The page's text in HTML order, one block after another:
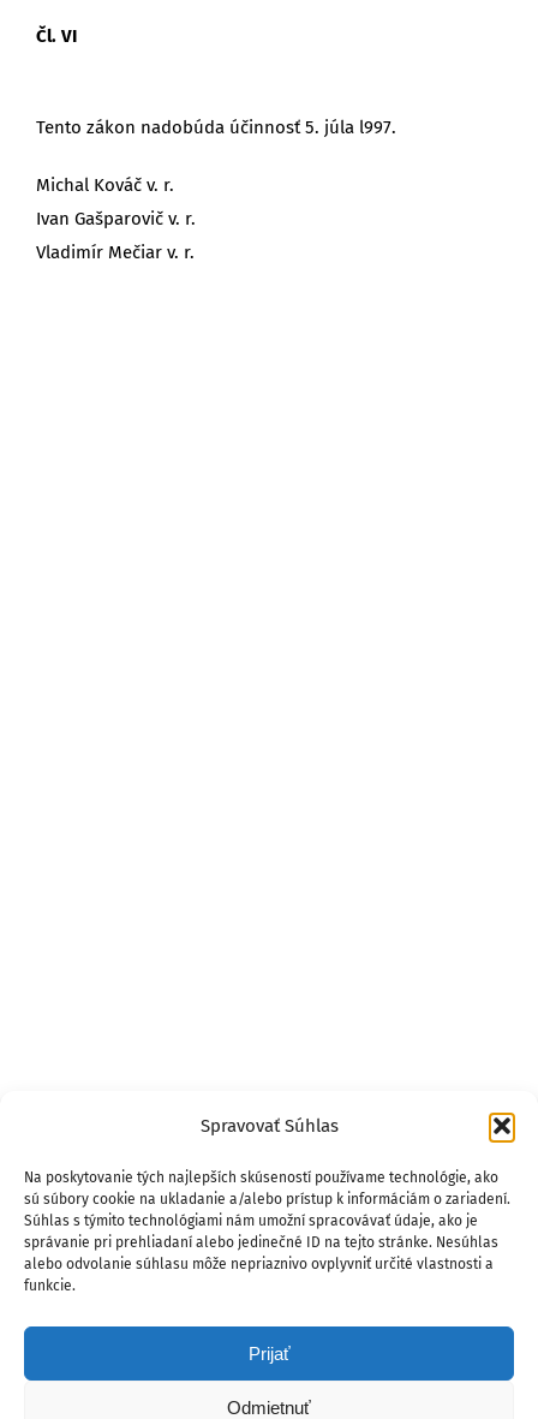
Spravovať Súhlas
Na poskytovanie tých najlepších skúseností používame technológie, ako
sú súbory cookie na ukladanie a/alebo prístup k informáciám o zariadení.
Súhlas s týmito technológiami nám umožní spracovávať údaje, ako je
správanie pri prehliadaní alebo jedinečné ID na tejto stránke. Nesúhlas
alebo odvolanie súhlasu môže nepriaznivo ovplyvniť určité vlastnosti a
funkcie.
Prijať
Odmietnuť
Čl. VI
Tento zákon nadobúda účinnosť 5. júla l997.
Michal Kováč v. r.
Ivan Gašparovič v. r.
Vladimír Mečiar v. r.